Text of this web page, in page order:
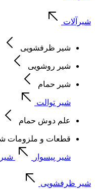
شیرآلات
شیر ظرفشویی
شیر روشویی
شیر حمام
شیر توالت
علم دوش حمام
قطعات و ملزومات
شیر پیسوار
شیر ظرفشویی